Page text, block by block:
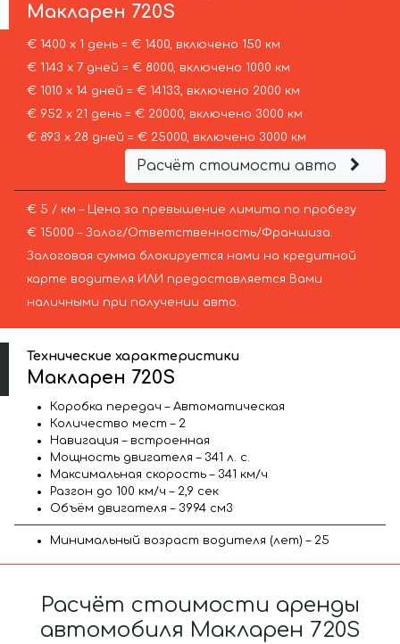
Макларен 720S
€ 1400 х 1 день = € 1400, включено 150 км
€ 1143 х 7 дней = € 8000, включено 1000 км
€ 1010 х 14 дней = € 14133, включено 2000 км
€ 952 х 21 день = € 20000, включено 3000 км
€ 893 х 28 дней = € 25000, включено 3000 км
Расчёт стоимости авто
€ 5 / км – Цена за превышение лимита по пробегу
€ 15000 – Залог/Ответственность/Франшиза.
Залоговая сумма блокируется нами на кредитной
карте водителя ИЛИ предоставляется Вами
наличными при получении авто.
Технические характеристики
Макларен 720S
Коробка передач – Автоматическая
Количество мест – 2
Навигация – встроенная
Мощность двигателя – 341 л. с.
Максимальная скорость – 341 км/ч
Разгон до 100 км/ч – 2,9 сек
Объём двигателя – 3994 см3
Минимальный возраст водителя (лет) – 25
Расчёт стоимости аренды
автомобиля Макларен 720S